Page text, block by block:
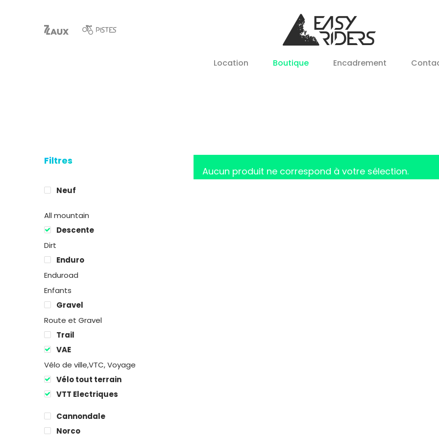
Hit enter to search or ESC to close
Location Boutique Encadrement
Filtres
Neuf
All mountain
Descente
Dirt
Enduro
Enduroad
Enfants
Gravel
Route et Gravel
Trail
VAE
Vélo de ville,VTC, Voyage
Vélo tout terrain
VTT Electriques
Cannondale
Norco
Aucun produit ne correspond à votre sélection.